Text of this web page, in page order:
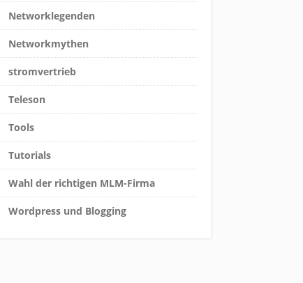
Networklegenden
Networkmythen
stromvertrieb
Teleson
Tools
Tutorials
Wahl der richtigen MLM-Firma
Wordpress und Blogging